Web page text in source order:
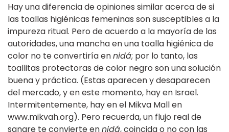
Hay una diferencia de opiniones similar acerca de si
las toallas higiénicas femeninas son susceptibles a la
impureza ritual. Pero de acuerdo a la mayoría de las
autoridades, una mancha en una toalla higiénica de
color no te convertiría ennidá; por lo tanto, las
toallitas protectoras de color negro son una solución
buena y práctica. (Estas aparecen y desaparecen
del mercado, y en este momento, hay en Israel.
Intermitentemente, hay en el Mikva Mall en
www.mikvah.org). Pero recuerda, un flujo real de
sangre te convierte ennidá, coincida o no con las